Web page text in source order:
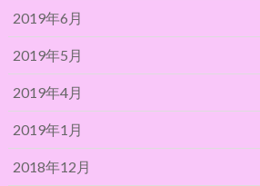
2019年6月
2019年5月
2019年4月
2019年1月
2018年12月